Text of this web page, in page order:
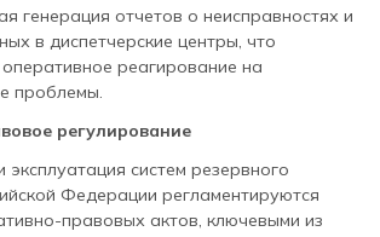
генерация отчетов о неисправностях и
в диспетчерские центры, что
реагирование на
проблемы.
регулирование
систем резервного
Федерации регламентируются
правовых актов, ключевыми из